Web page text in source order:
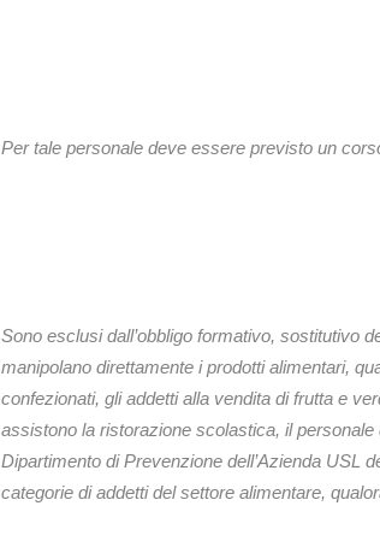
Per tale personale deve essere previsto un
Sono esclusi dall’obbligo formativo, sostitutivo
manipolano direttamente i prodotti alimentari,
confezionati, gli addetti alla vendita di frutta e
assistono la ristorazione scolastica, il
Dipartimento di Prevenzione dell’Azienda USL
categorie di addetti del settore alimentare,